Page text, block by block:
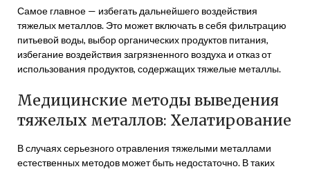
Самое главное — избегать дальнейшего воздействия
тяжелых металлов. Это может включать в себя фильтрацию
питьевой воды, выбор органических продуктов питания,
избегание воздействия загрязненного воздуха и отказ от
использования продуктов, содержащих тяжелые металлы.
Медицинские методы выведения
тяжелых металлов: Хелатирование
В случаях серьезного отравления тяжелыми металлами
естественных методов может быть недостаточно. В таких